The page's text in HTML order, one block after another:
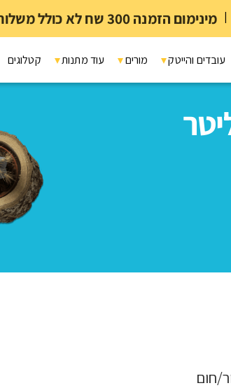
| מינימום הזמנה 300 שח לא כולל משלוח ומיתוג
עובדים והייטק מורים עוד מתנות קטלוגים
חום